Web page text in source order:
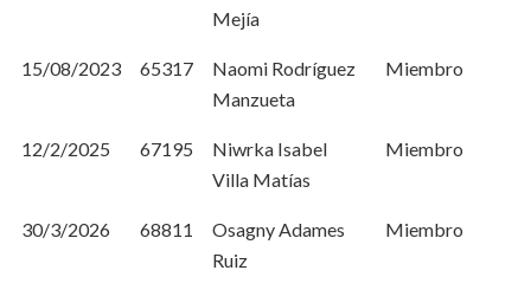
Mejía
15/08/2023 65317
Naomi Rodríguez
Manzueta
Miembro
12/2/2025 67195
Niwrka Isabel
Villa Matías
Miembro
30/3/2026 68811
Osagny Adames
Ruiz
Miembro